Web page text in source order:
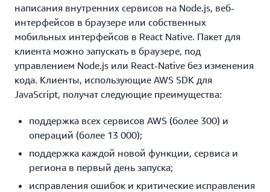
написания внутренних сервисов на Node.js, веб-
интерфейсов в браузере или собственных
мобильных интерфейсов в React Native. Пакет для
клиента можно запускать в браузере, под
управлением Node.js или React-Native без изменения
кода. Клиенты, использующие AWS SDK для
JavaScript, получат следующие преимущества:
поддержка всех сервисов AWS (более 300) и
операций (более 13 000);
поддержка каждой новой функции, сервиса и
региона в первый день запуска;
исправления ошибок и критические исправления